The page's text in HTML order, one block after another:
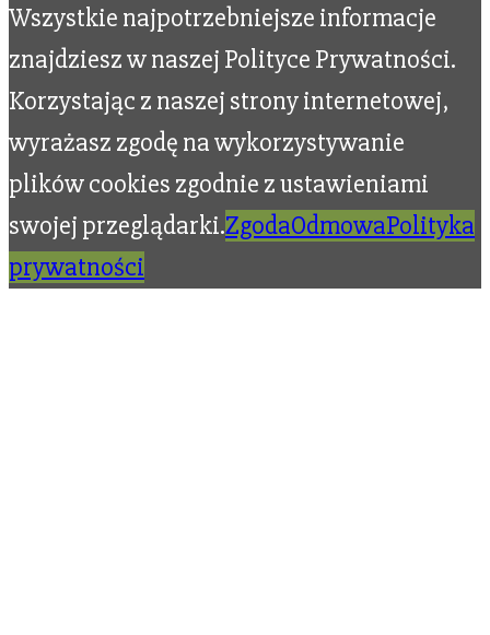
Wszystkie najpotrzebniejsze informacje
znajdziesz w naszej Polityce Prywatności.
Korzystając z naszej strony internetowej,
wyrażasz zgodę na wykorzystywanie
plików cookies zgodnie z ustawieniami
swojej przeglądarki.ZgodaOdmowaPolityka
prywatności